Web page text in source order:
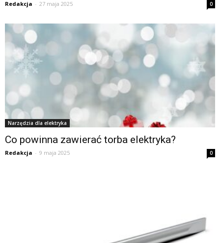
Redakcja - 27 maja 2025 0
Narzędzia dla elektryka
Co powinna zawierać torba elektryka?
Redakcja - 9 maja 2025 0